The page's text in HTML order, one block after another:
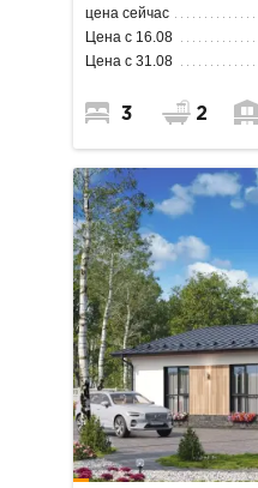
цена сейчас
Цена с 16.08
Цена с 31.08
3 2